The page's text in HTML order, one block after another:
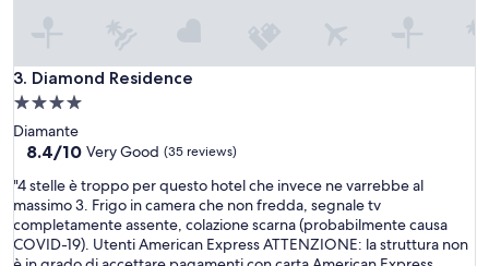
o
d
a
u
a
n
t
o
a
o
.
p
e
r
s
3. Diamond Residence
Diamond Residence
4.0
star
property
Diamante
8.4
of
10,
Very
Good,
8.4/10 Very Good (35 reviews)
"
4
s
t
"4 stelle è troppo per questo hotel che invece ne varrebbe al
massimo 3. Frigo in camera che non fredda, segnale tv
completamente assente, colazione scarna (probabilmente causa
COVID-19). Utenti American Express ATTENZIONE: la struttura non